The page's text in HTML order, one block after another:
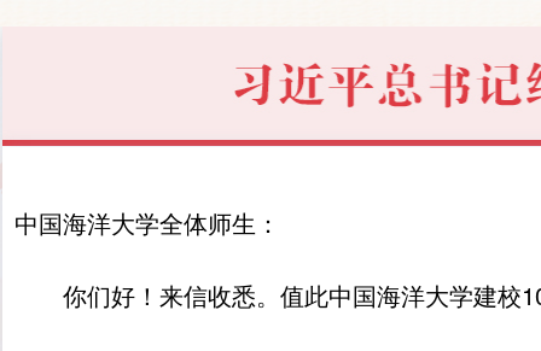
中国海洋大学全体师生：
你们好！来信收悉。值此中国海洋大学建校